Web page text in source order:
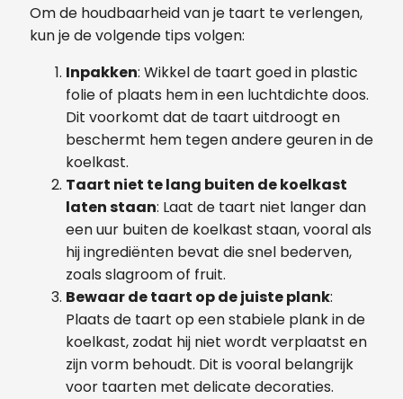
Om de houdbaarheid van je taart te verlengen,
kun je de volgende tips volgen:
Inpakken: Wikkel de taart goed in plastic
folie of plaats hem in een luchtdichte doos.
Dit voorkomt dat de taart uitdroogt en
beschermt hem tegen andere geuren in de
koelkast.
Taart niet te lang buiten de koelkast
laten staan: Laat de taart niet langer dan
een uur buiten de koelkast staan, vooral als
hij ingrediënten bevat die snel bederven,
zoals slagroom of fruit.
Bewaar de taart op de juiste plank:
Plaats de taart op een stabiele plank in de
koelkast, zodat hij niet wordt verplaatst en
zijn vorm behoudt. Dit is vooral belangrijk
voor taarten met delicate decoraties.